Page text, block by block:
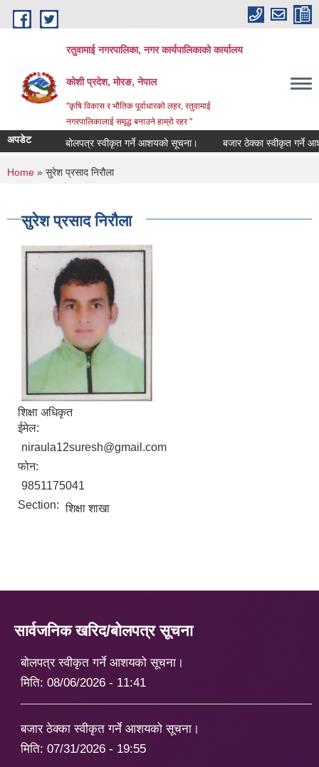
Skip to main content
रतुवामाई नगरपालिका, नगर कार्यपालिकाको कार्यालय
कोशी प्रदेश, मोरङ, नेपाल
"कृषि विकास र भौतिक पूर्वाधारको लहर, रतुवामाई
नगरपालिकालाई समृद्ध बनाउने हाम्रो रहर "
अपडेट बोलपत्र स्वीकृत गर्ने आशयको सूचना। बजार ठेक्का स्वीकृत गर्ने
You are here
Home » सुरेश प्रसाद निरौला
सुरेश प्रसाद निरौला
शिक्षा अधिकृत
ईमेल:
niraula12suresh@gmail.com
फोन:
9851175041
Section: शिक्षा शाखा
सार्वजनिक खरिद/बोलपत्र सूचना
बोलपत्र स्वीकृत गर्ने आशयको सूचना।
मिति: 08/06/2026 - 11:41
बजार ठेक्का स्वीकृत गर्ने आशयको सूचना।
मिति: 07/31/2026 - 19:55